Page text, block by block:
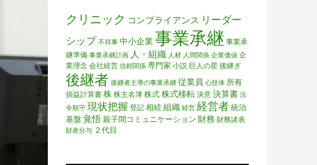
クリニック コンプライアンス リーダー
シップ 不祥事 中小企業事業承継 事業承
継準備 事業承継計画 人・組織 人材 人間関係 企業価値 企
業理念 会社経営 信頼関係 専門家 小説 巨人の星 後継ぎ
後継者 後継者主導の事業承継 従業員 心技体 所有
損益計算書 株 株主名簿 株式株式移転 決意 決算書 法
令順守 現状把握 登記 相続組織 経営 経営者統治
基盤覚悟親子間コミュニケーション 財務 財務諸表
財産分与 ２代目